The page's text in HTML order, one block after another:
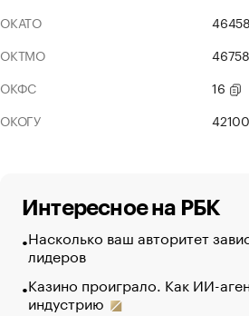
ОКАТО
ОКТМО
ОКФС
16
ОКОГУ
Интересное на РБК
Насколько ваш авторитет
лидеров
Казино проиграло. Как ИИ-
индустрию